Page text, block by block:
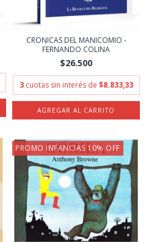
CRONICAS DEL MANICOMIO -
FERNANDO COLINA
$26.500
3 cuotas sin interés de $8.833,33
PROMO INFANCIAS 10% OFF